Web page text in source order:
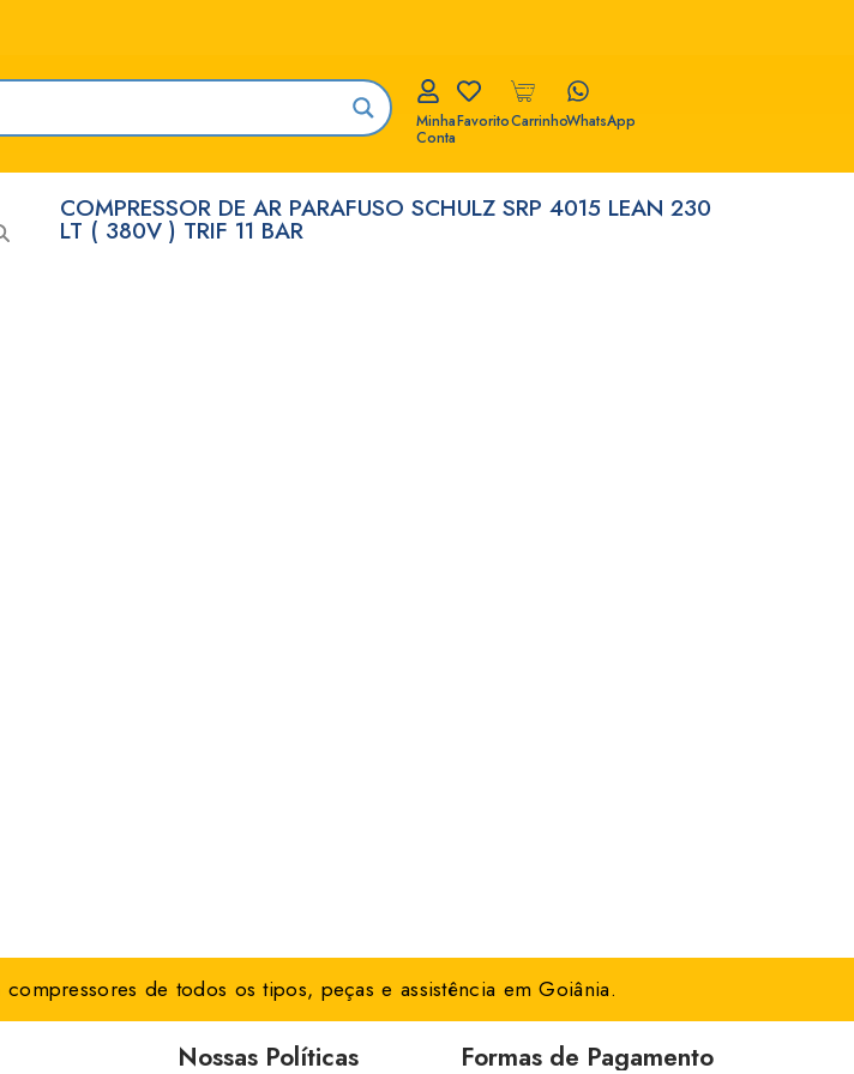
Minha
Conta
FavoritoCarrinhoWhatsApp
COMPRESSOR DE AR PARAFUSO SCHULZ SRP 4015 LEAN 230
LT ( 380V ) TRIF 11 BAR
de todos os tipos, peças e assistência em Goiânia.
Nossas Políticas Formas de Pagamento